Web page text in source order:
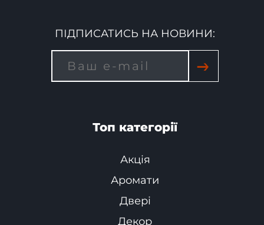
ПІДПИСАТИСЬ НА НОВИНИ:
→
Топ категорії
Акція
Аромати
Двері
Декор